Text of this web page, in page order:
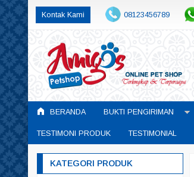
Kontak Kami 08123456789
BERANDA BUKTI PENGIRIMAN
TESTIMONI PRODUK TESTIMONIAL
KATEGORI PRODUK